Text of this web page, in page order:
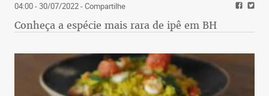
04:00 - 30/07/2022- Compartilhe
Conheça a espécie mais rara de ipê em BH